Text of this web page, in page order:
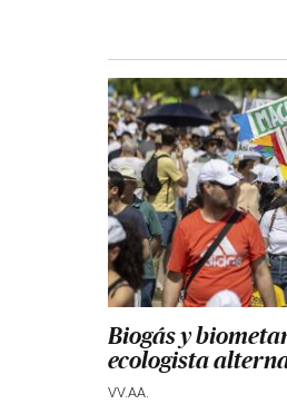
Biogás y
ecologista
VV.AA.